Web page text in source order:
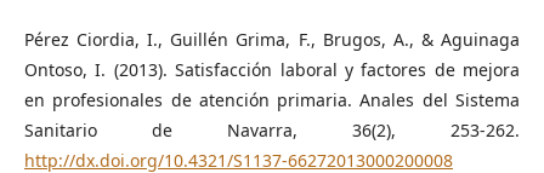
Pérez Ciordia, I., Guillén Grima, F., Brugos, A., & Aguinaga
Ontoso, I. (2013). Satisfacción laboral y factores de mejora
en profesionales de atención primaria. Anales del Sistema
Sanitario de Navarra, 36(2), 253-262.
http://dx.doi.org/10.4321/S1137-66272013000200008